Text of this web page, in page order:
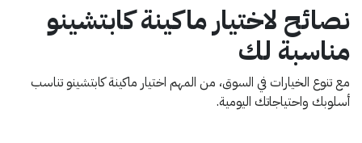
نصائح لاختيار ماكينة كابتشينو
مناسبة لك
مع تنوع الخيارات في السوق، من المهم اختيار ماكينة كابتشينو تناسب
أسلوبك واحتياجاتك اليومية.